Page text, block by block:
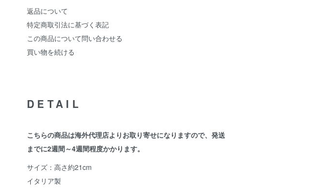
返品について
特定商取引法に基づく表記
この商品について問い合わせる
買い物を続ける
DETAIL
こちらの商品は海外代理店よりお取り寄せになりますので、発送
までに2週間～4週間程度かかります。
サイズ：高さ約21cm
イタリア製